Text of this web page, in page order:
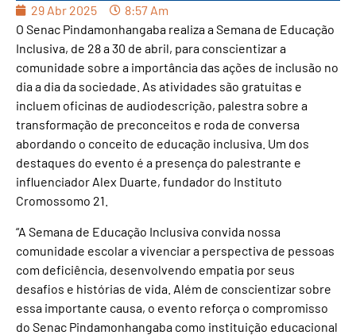
29 Abr 2025
8:57 Am
O Senac Pindamonhangaba realiza a Semana de Educação
Inclusiva, de 28 a 30 de abril, para conscientizar a
comunidade sobre a importância das ações de inclusão no
dia a dia da sociedade. As atividades são gratuitas e
incluem oficinas de audiodescrição, palestra sobre a
transformação de preconceitos e roda de conversa
abordando o conceito de educação inclusiva. Um dos
destaques do evento é a presença do palestrante e
influenciador Alex Duarte, fundador do Instituto
Cromossomo 21.
“A Semana de Educação Inclusiva convida nossa
comunidade escolar a vivenciar a perspectiva de pessoas
com deficiência, desenvolvendo empatia por seus
desafios e histórias de vida. Além de conscientizar sobre
essa importante causa, o evento reforça o compromisso
do Senac Pindamonhangaba como instituição educacional